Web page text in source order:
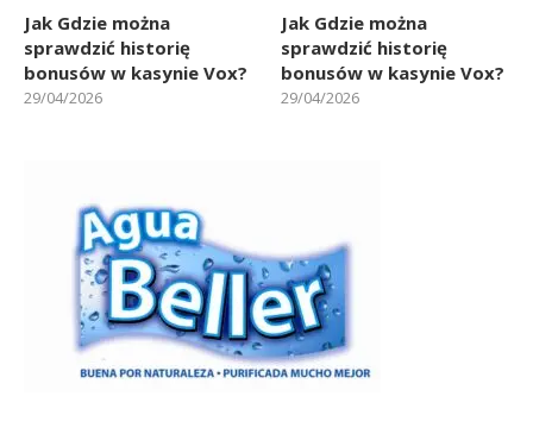
Jak Gdzie można
sprawdzić historię
bonusów w kasynie Vox?
29/04/2026
Jak Gdzie można
sprawdzić historię
bonusów w kasynie Vox?
29/04/2026